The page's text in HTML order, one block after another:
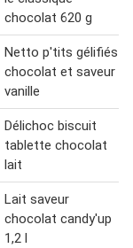
chocolat 620 g
Netto p'tits gélifiés
chocolat et saveur
vanille
Délichoc biscuit
tablette chocolat
lait
Lait saveur
chocolat candy'up
1,2 l